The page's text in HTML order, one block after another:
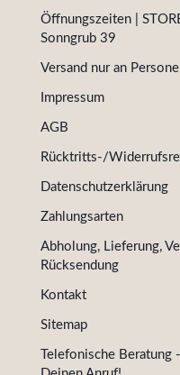
Öffnungszeiten |
Sonngrub 39
Versand nur an
Impressum
AGB
Rücktritts-/
Datenschutzerklärung
Zahlungsarten
Abholung, Lieferung,
Rücksendung
Kontakt
Sitemap
Telefonische